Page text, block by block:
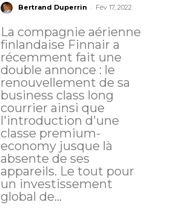
Bertrand Duperrin - Fév 17, 2022
La compagnie aérienne
finlandaise Finnair a
récemment fait une
double annonce : le
renouvellement de sa
business class long
courrier ainsi que
l'introduction d'une
classe premium-
economy jusque là
absente de ses
appareils. Le tout pour
un investissement
global de...